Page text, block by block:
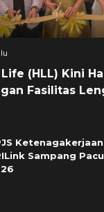
(HLL) Kini
Fasilitas
Sampang